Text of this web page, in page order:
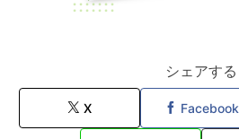
シェアする
X Facebook